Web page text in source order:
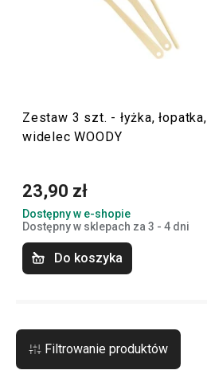
Zestaw 3 szt. - łyżka, łopatka,
widelec WOODY
23,90 zł
Dostępny w e-shopie
Dostępny w sklepach za 3 - 4 dni
Do koszyka
Filtrowanie produktów